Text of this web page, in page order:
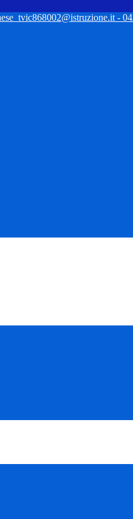
tvic868002@istruzione.it -